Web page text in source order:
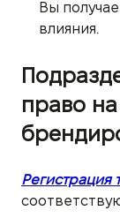
Вы
влияния.
право
Регистрация